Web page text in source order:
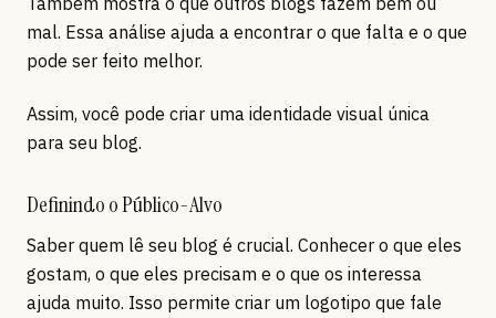
mal. Essa análise ajuda a encontrar o que falta e o que
pode ser feito melhor.
Assim, você pode criar uma identidade visual única
para seu blog.
Definindo o Público-Alvo
Saber quem lê seu blog é crucial. Conhecer o que eles
gostam, o que eles precisam e o que os interessa
ajuda muito. Isso permite criar um logotipo que fale